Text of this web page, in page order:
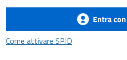
Entra
Come attivare SPID